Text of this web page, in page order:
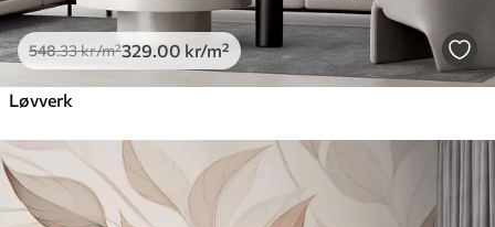
548.33kr/m²329 .00 kr/m²
Løvverk